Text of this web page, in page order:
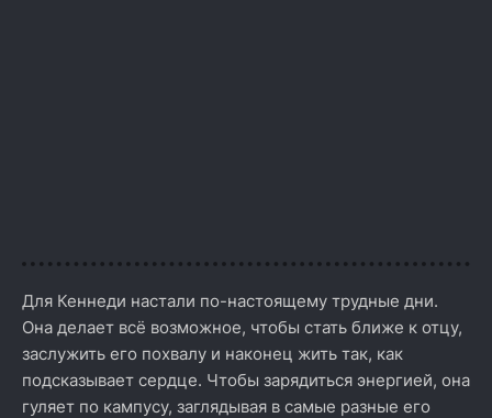
Для Кеннеди настали по-настоящему трудные дни.
Она делает всё возможное, чтобы стать ближе к отцу,
заслужить его похвалу и наконец жить так, как
подсказывает сердце. Чтобы зарядиться энергией, она
гуляет по кампусу, заглядывая в самые разные его